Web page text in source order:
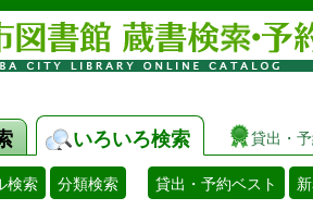
いろいろ検索 貸出・
検索 分類検索 貸出・予約ベスト